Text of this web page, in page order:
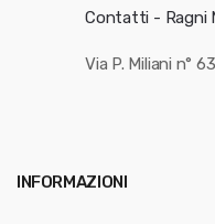
Contatti - Ragni
Via P. Miliani n°
INFORMAZIONI